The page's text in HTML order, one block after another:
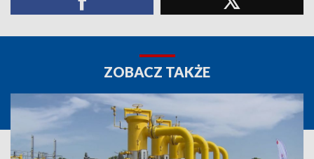
ZOBACZ TAKŻE